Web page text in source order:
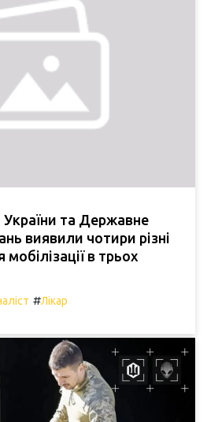
та Державне
виявили чотири різні
в трьох
#Лікар